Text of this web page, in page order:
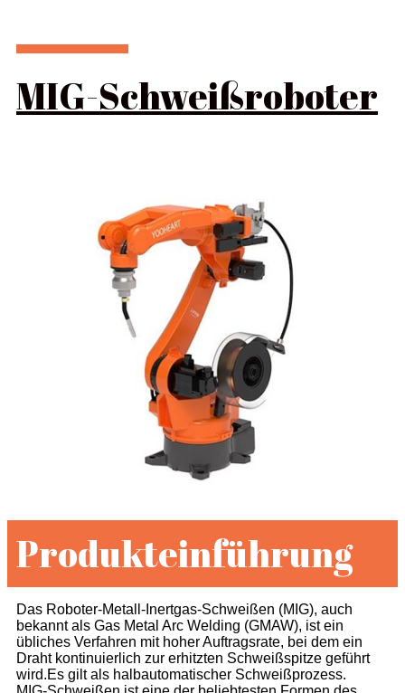
MIG-Schweißroboter
Produkteinführung
Das Roboter-Metall-Inertgas-Schweißen (MIG), auch
bekannt als Gas Metal Arc Welding (GMAW), ist ein
übliches Verfahren mit hoher Auftragsrate, bei dem ein
Draht kontinuierlich zur erhitzten Schweißspitze geführt
wird.Es gilt als halbautomatischer Schweißprozess.